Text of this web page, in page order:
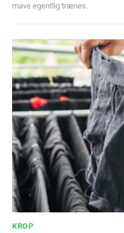
mave egentlig trænes.
KROP